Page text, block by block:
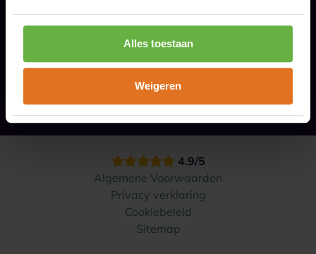
Alles toestaan
Weigeren
Onze opslaglocaties
Hoe werkt het?
4.9/5
Algemene Voorwaarden
Privacy verklaring
Cookiebeleid
Sitemap